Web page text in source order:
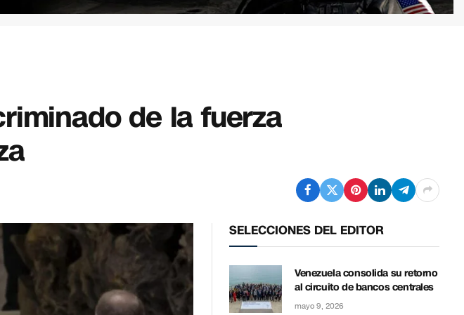
de la fuerza
SELECCIONES DEL EDITOR
Venezuela consolida su retorno
al circuito de bancos centrales
mayo 9, 2026